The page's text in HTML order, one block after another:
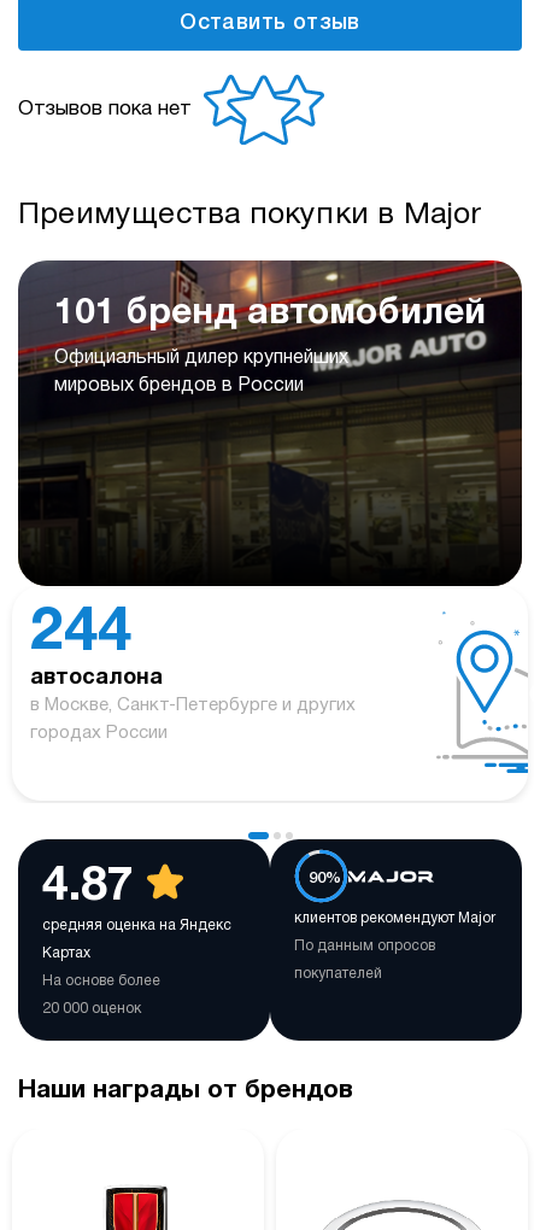
Оставить отзыв
Отзывов пока нет
Преимущества покупки в Major
101 бренд автомобилей
Официальный дилер крупнейших
мировых брендов в России
244
автосалона
в Москве, Санкт-Петербурге и других
городах России
4.87
средняя оценка на Яндекс
Картах
На основе более
20 000 оценок
90%
клиентов рекомендуют Major
По данным опросов
покупателей
Наши награды от брендов